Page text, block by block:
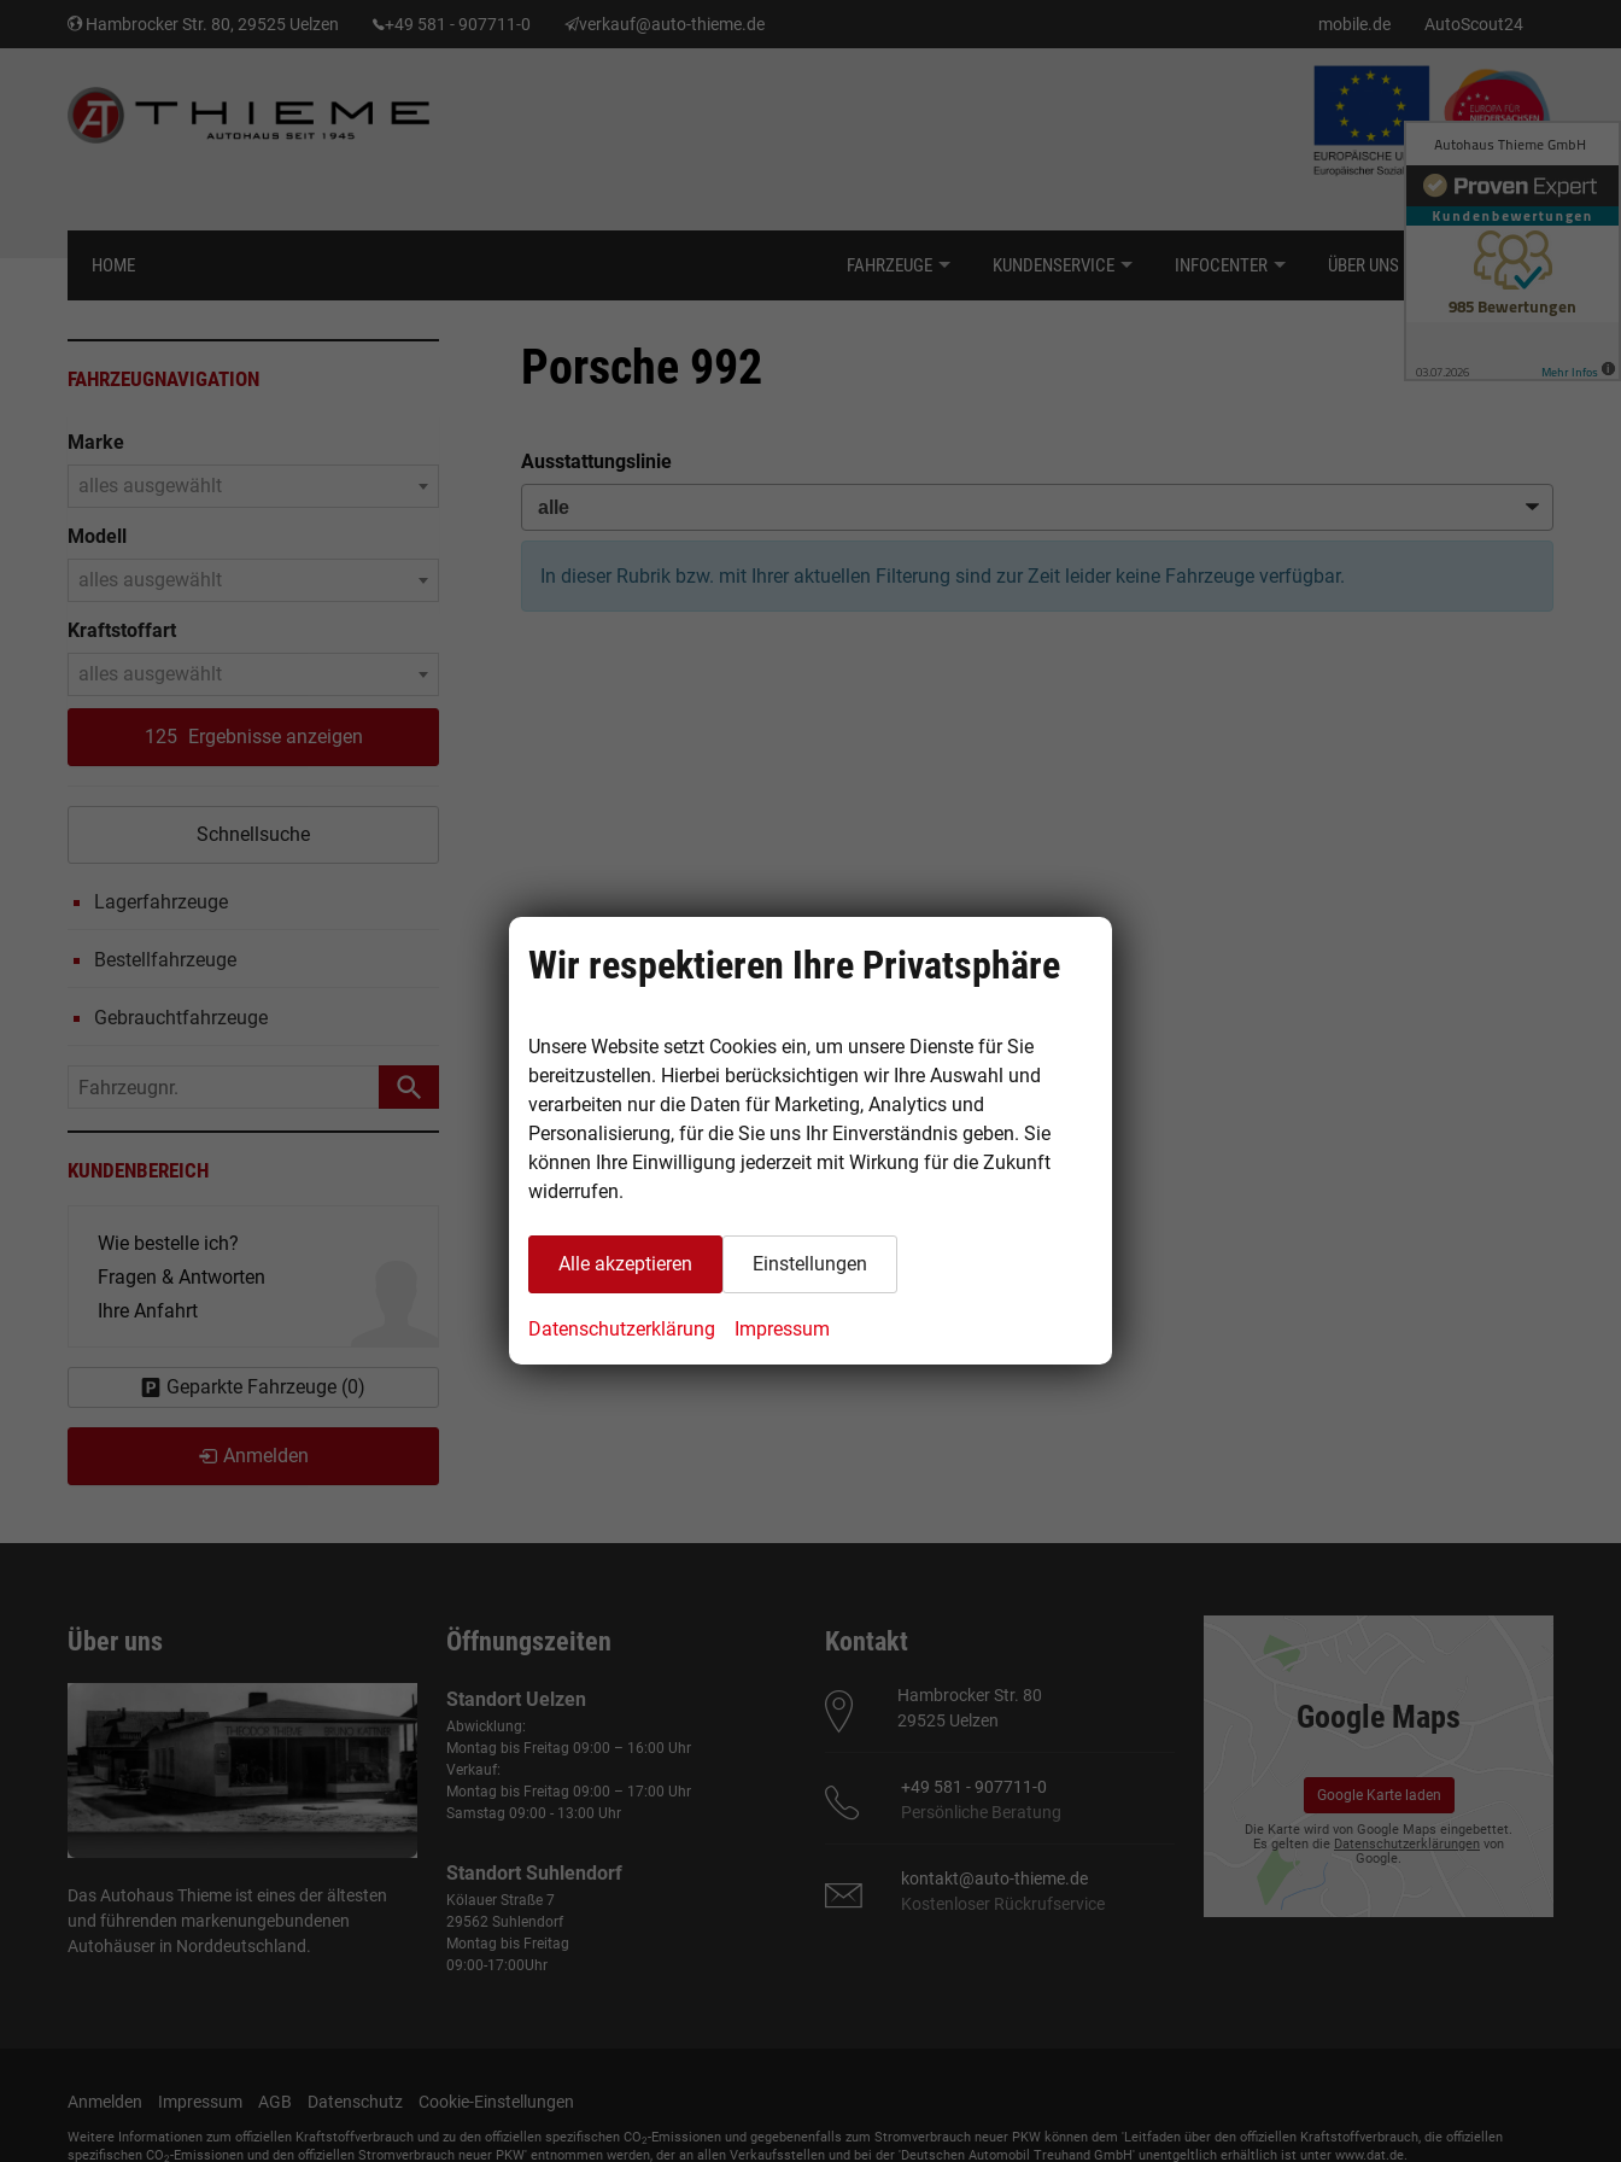
Hambrocker Str. 80, 29525 Uelzen +49 581 - 907711-0 verkauf@auto-thieme.de mobile.de AutoScout24
HOME FAHRZEUGE KUNDENSERVICE INFOCENTER ÜBER UNS KONTAKT
Porsche 992
Ausstattungslinie
In dieser Rubrik bzw. mit Ihrer aktuellen Filterung sind zur Zeit leider keine Fahrzeuge verfügbar.
FAHRZEUGNAVIGATION
Marke
alles ausgewählt
Modell
alles ausgewählt
Kraftstoffart
alles ausgewählt
125 Ergebnisse anzeigen
Schnellsuche
Lagerfahrzeuge
Bestellfahrzeuge
Gebrauchtfahrzeuge
Fahrzeugnr.
KUNDENBEREICH
Wie bestelle ich?
Fragen & Antworten
Ihre Anfahrt
Geparkte Fahrzeuge (0)
Anmelden
Über uns
Das Autohaus Thieme ist eines der ältesten
und führenden markenungebundenen
Autohäuser in Norddeutschland.
Öffnungszeiten
Standort Uelzen
Abwicklung:
Montag bis Freitag 09:00 – 16:00 Uhr
Verkauf:
Montag bis Freitag 09:00 – 17:00 Uhr
Samstag 09:00 - 13:00 Uhr
Standort Suhlendorf
Kölauer Straße 7
29562 Suhlendorf
Montag bis Freitag
09:00-17:00Uhr
Kontakt
Hambrocker Str. 80
29525 Uelzen
+49 581 - 907711-0
Persönliche Beratung
kontakt@auto-thieme.de
Kostenloser Rückrufservice
Google Maps
Google Karte laden
Die Karte wird von Google Maps eingebettet.
Es gelten die Datenschutzerklärungen von
Google.
Anmelden Impressum AGB Datenschutz Cookie-Einstellungen
Weitere Informationen zum offiziellen Kraftstoffverbrauch und zu den offiziellen spezifischen CO2-Emissionen und gegebenenfalls zum Stromverbrauch neuer PKW können dem 'Leitfaden über den offiziellen Kraftstoffverbrauch, die offiziellen
spezifischen CO2-Emissionen und den offiziellen Stromverbrauch neuer PKW' entnommen werden, der an allen Verkaufsstellen und bei der 'Deutschen Automobil Treuhand GmbH' unentgeltlich erhältlich ist unter www.dat.de.
Wir respektieren Ihre Privatsphäre
Unsere Website setzt Cookies ein, um unsere Dienste für Sie
bereitzustellen. Hierbei berücksichtigen wir Ihre Auswahl und
verarbeiten nur die Daten für Marketing, Analytics und
Personalisierung, für die Sie uns Ihr Einverständnis geben. Sie
können Ihre Einwilligung jederzeit mit Wirkung für die Zukunft
widerrufen.
Alle akzeptieren Einstellungen
Datenschutzerklärung Impressum